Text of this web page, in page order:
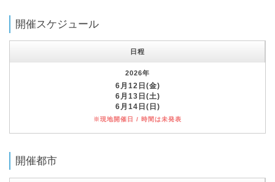
開催スケジュール
日程
2026年
6月12日(金)
6月13日(土)
6月14日(日)
※現地開催日 / 時間は未発表
開催都市